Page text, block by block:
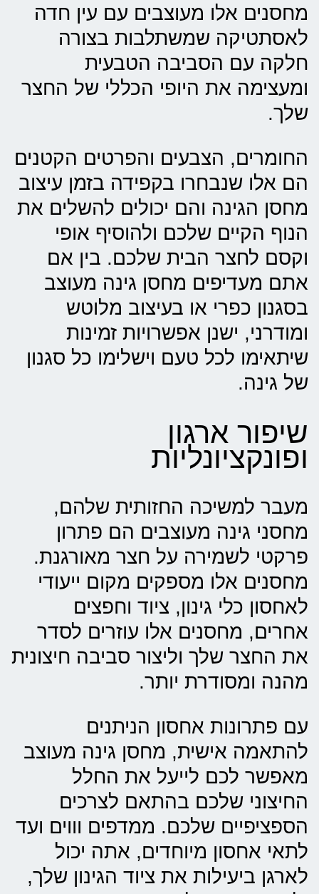
מחסנים אלו מעוצבים עם עין חדה
לאסתטיקה שמשתלבות בצורה
חלקה עם הסביבה הטבעית
ומעצימה את היופי הכללי של החצר
שלך.
החומרים, הצבעים והפרטים הקטנים
הם אלו שנבחרו בקפידה בזמן עיצוב
מחסן הגינה והם יכולים להשלים את
הנוף הקיים שלכם ולהוסיף אופי
וקסם לחצר הבית שלכם. בין אם
אתם מעדיפים מחסן גינה מעוצב
בסגנון כפרי או בעיצוב מלוטש
ומודרני, ישנן אפשרויות זמינות
שיתאימו לכל טעם וישלימו כל סגנון
של גינה.
שיפור ארגון
ופונקציונליות
מעבר למשיכה החזותית שלהם,
מחסני גינה מעוצבים הם פתרון
פרקטי לשמירה על חצר מאורגנת.
מחסנים אלו מספקים מקום ייעודי
לאחסון כלי גינון, ציוד וחפצים
אחרים, מחסנים אלו עוזרים לסדר
את החצר שלך וליצור סביבה חיצונית
מהנה ומסודרת יותר.
עם פתרונות אחסון הניתנים
להתאמה אישית, מחסן גינה מעוצב
מאפשר לכם לייעל את החלל
החיצוני שלכם בהתאם לצרכים
הספציפיים שלכם. ממדפים וווים ועד
לתאי אחסון מיוחדים, אתה יכול
לארגן ביעילות את ציוד הגינון שלך,